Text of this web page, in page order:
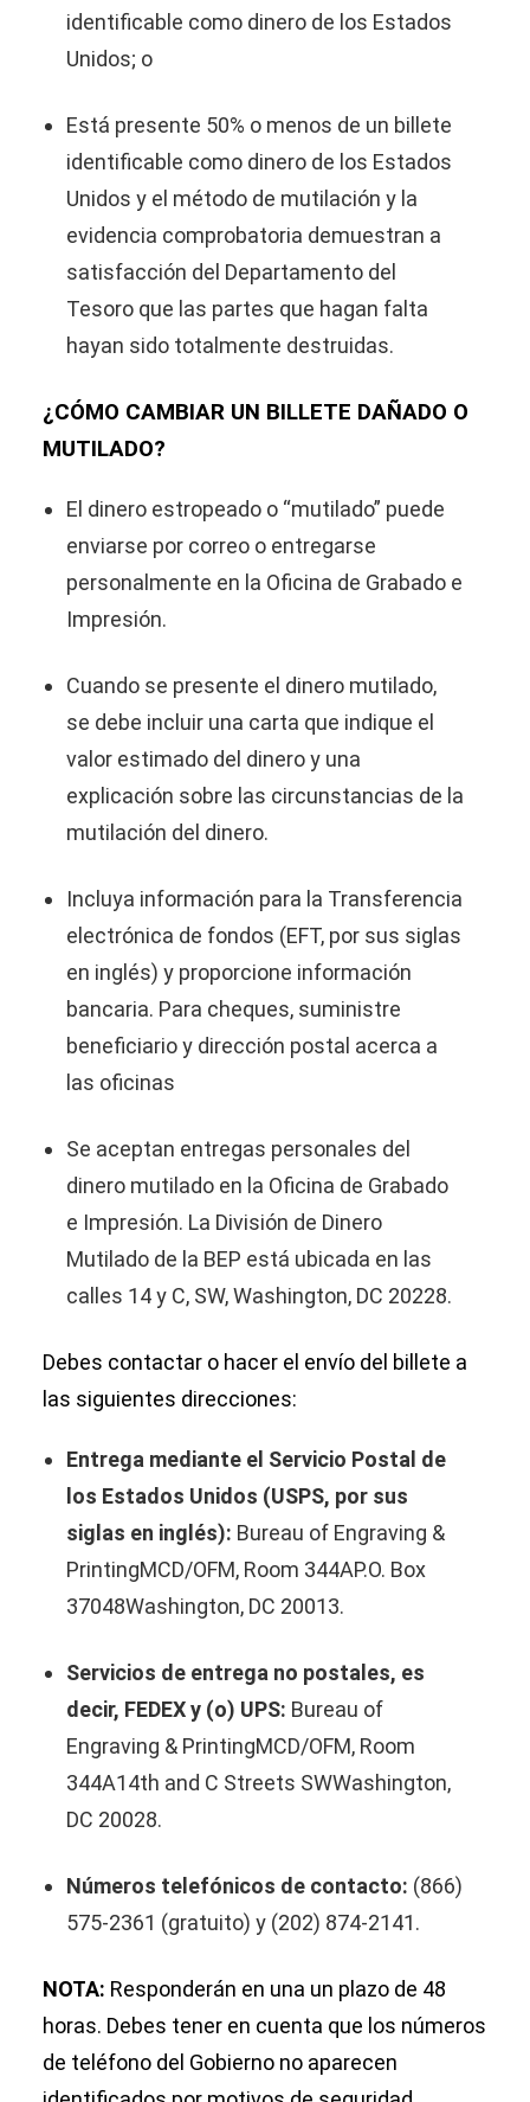
identificable como dinero de los Estados
Unidos; o
Está presente 50% o menos de un billete
identificable como dinero de los Estados
Unidos y el método de mutilación y la
evidencia comprobatoria demuestran a
satisfacción del Departamento del
Tesoro que las partes que hagan falta
hayan sido totalmente destruidas.
¿CÓMO CAMBIAR UN BILLETE DAÑADO O
MUTILADO?
El dinero estropeado o “mutilado” puede
enviarse por correo o entregarse
personalmente en la Oficina de Grabado e
Impresión.
Cuando se presente el dinero mutilado,
se debe incluir una carta que indique el
valor estimado del dinero y una
explicación sobre las circunstancias de la
mutilación del dinero.
Incluya información para la Transferencia
electrónica de fondos (EFT, por sus siglas
en inglés) y proporcione información
bancaria. Para cheques, suministre
beneficiario y dirección postal acerca a
las oficinas
Se aceptan entregas personales del
dinero mutilado en la Oficina de Grabado
e Impresión. La División de Dinero
Mutilado de la BEP está ubicada en las
calles 14 y C, SW, Washington, DC 20228.
Debes contactar o hacer el envío del billete a
las siguientes direcciones:
Entrega mediante el Servicio Postal de
los Estados Unidos (USPS, por sus
siglas en inglés): Bureau of Engraving &
PrintingMCD/OFM, Room 344AP.O. Box
37048Washington, DC 20013.
Servicios de entrega no postales, es
decir, FEDEX y (o) UPS: Bureau of
Engraving & PrintingMCD/OFM, Room
344A14th and C Streets SWWashington,
DC 20028.
Números telefónicos de contacto: (866)
575-2361 (gratuito) y (202) 874-2141.
NOTA: Responderán en una un plazo de 48
horas. Debes tener en cuenta que los números
de teléfono del Gobierno no aparecen